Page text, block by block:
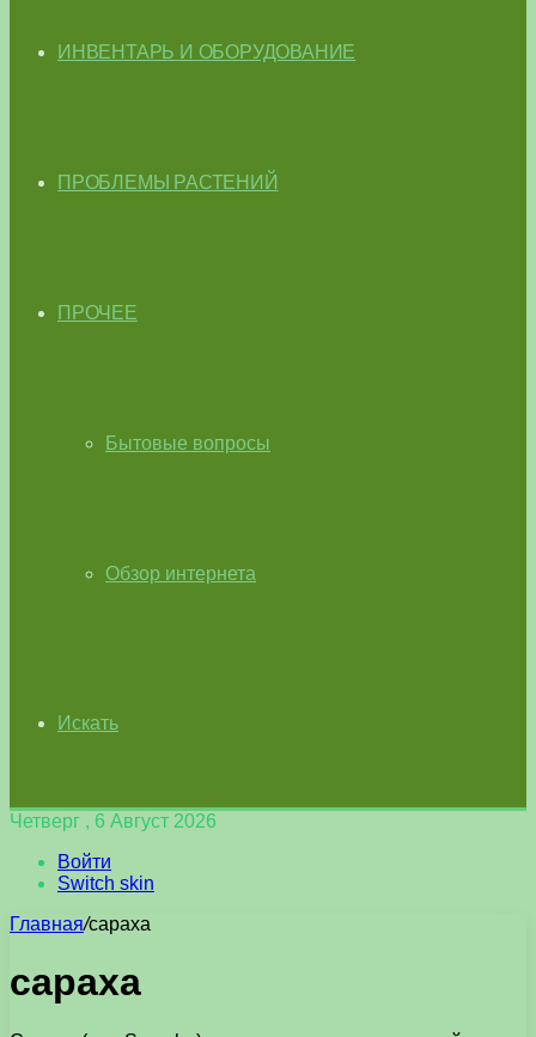
ИНВЕНТАРЬ И ОБОРУДОВАНИЕ
ПРОБЛЕМЫ РАСТЕНИЙ
ПРОЧЕЕ
Бытовые вопросы
Обзор интернета
Искать
Четверг , 6 Август 2026
Войти
Switch skin
Главная/сараха
сараха